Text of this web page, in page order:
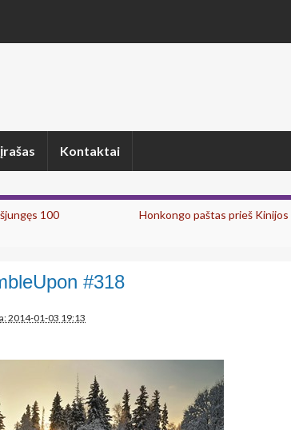
Kontaktai
100
Honkongo paštas prieš Kinijos
#318
2014-01-03 19:13